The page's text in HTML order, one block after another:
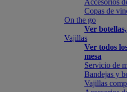
Accesorios
Copas de
On the go
Ver
Vajillas
Ver todos
mesa
Servicio de
Bandejas y
Vajillas